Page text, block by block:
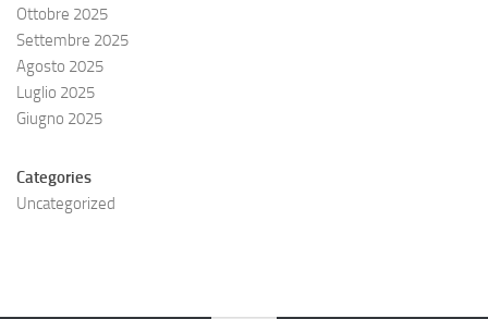
Ottobre 2025
Settembre 2025
Agosto 2025
Luglio 2025
Giugno 2025
Categories
Uncategorized